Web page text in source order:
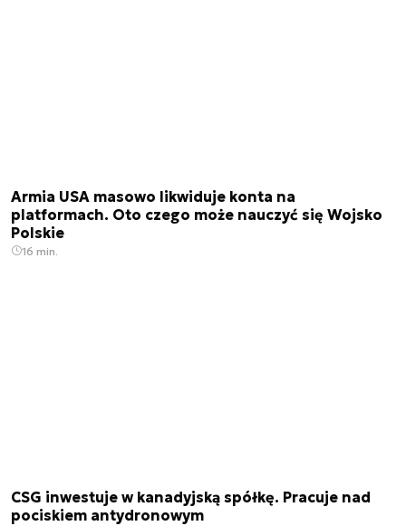
Armia USA masowo likwiduje konta na
platformach. Oto czego może nauczyć się Wojsko
Polskie
16 min.
CSG inwestuje w kanadyjską spółkę. Pracuje nad
pociskiem antydronowym